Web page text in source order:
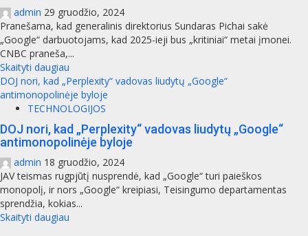
admin 29 gruodžio, 2024
Pranešama, kad generalinis direktorius Sundaras Pichai sakė
„Google“ darbuotojams, kad 2025-ieji bus „kritiniai“ metai įmonei.
CNBC praneša,...
Skaityti daugiau
DOJ nori, kad „Perplexity“ vadovas liudytų „Google“
antimonopolinėje byloje
TECHNOLOGIJOS
DOJ nori, kad „Perplexity“ vadovas liudytų „Google“
antimonopolinėje byloje
admin 18 gruodžio, 2024
JAV teismas rugpjūtį nusprendė, kad „Google“ turi paieškos
monopolį, ir nors „Google“ kreipiasi, Teisingumo departamentas
sprendžia, kokias...
Skaityti daugiau